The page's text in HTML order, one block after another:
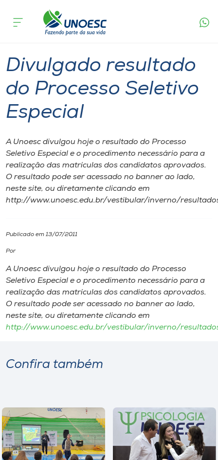
Cursos
Pesquisa
Atendimento ao Estudante
Portal de Ensino
A
Diplomados
Cultura
CPA
Rádio
Museu
acontece
Divulgado resultado
do Processo Seletivo
Especial
A Unoesc divulgou hoje o resultado do Processo
Seletivo Especial e o procedimento necessário para a
realização das matrículas dos candidatos aprovados.
O resultado pode ser acessado no banner ao lado,
neste site, ou diretamente clicando em
http://www.unoesc.edu.br/vestibular/inverno/
Publicado em 13/07/2011
Por
A Unoesc divulgou hoje o resultado do Processo
Seletivo Especial e o procedimento necessário para a
realização das matrículas dos candidatos aprovados.
O resultado pode ser acessado no banner ao lado,
neste site, ou diretamente clicando em
http://www.unoesc.edu.br/vestibular/inverno/
Confira também